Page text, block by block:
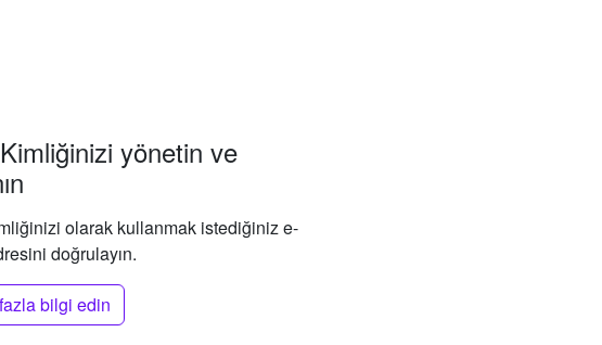
yönetin ve
olarak kullanmak istediğiniz e-
doğrulayın.
bilgi edin